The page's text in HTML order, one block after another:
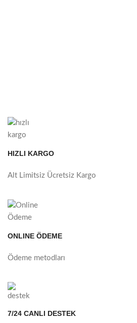
HIZLI KARGO
Alt Limitsiz Ücretsiz Kargo
ONLINE ÖDEME
Ödeme metodları
7/24 CANLI DESTEK